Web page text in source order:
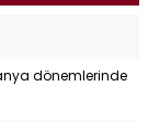
dönemlerinde